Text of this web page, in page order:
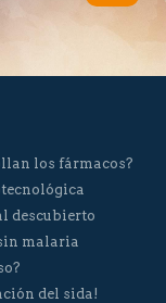
los fármacos?
descubierto
malaria
del sida!